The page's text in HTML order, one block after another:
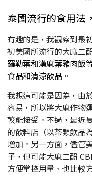
泰國流行的食用法
有趣的是，我觀察到最
初美國所流行的大麻二
羅勒葉和漢麻葉豬肉飯
食品和清涼飲品。
我想這可能是因為，由
容易，所以將大麻作物
較能接受。不過，最近
的飲料店（以茶類飲品
增加。另一方面，儘管
子，但可能大麻二酚
方便掌控用量、也比較